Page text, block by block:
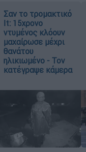
Σαν το τρομακτικό
It: 15χρονο
ντυμένος κλόουν
μαχαίρωσε μέχρι
θανάτου
ηλικιωμένο - Τον
κατέγραψε κάμερα